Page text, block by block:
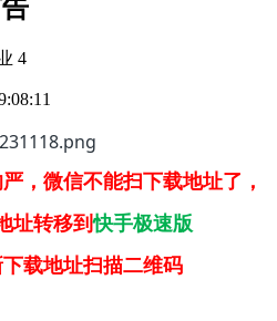
4
信不能扫下载地址了，
移到快手极速版
址扫描二维码